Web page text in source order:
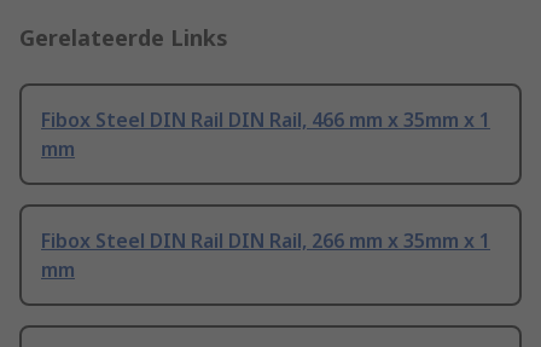
Gerelateerde Links
Fibox Steel DIN Rail DIN Rail, 466 mm x 35mm x 1
mm
Fibox Steel DIN Rail DIN Rail, 266 mm x 35mm x 1
mm